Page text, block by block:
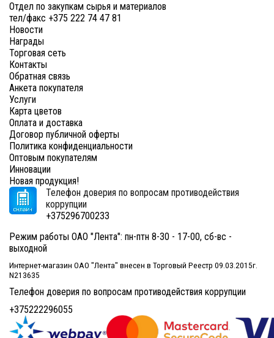
Отдел по закупкам сырья и материалов
тел/факс +375 222 74 47 81
Новости
Награды
Торговая сеть
Контакты
Обратная связь
Анкета покупателя
Услуги
Карта цветов
Оплата и доставка
Договор публичной оферты
Политика конфиденциальности
Оптовым покупателям
Инновации
Новая продукция!
Телефон доверия по вопросам противодействия
коррупции
+375296700233
Режим работы ОАО "Лента": пн-птн 8-30 - 17-00, сб-вс -
выходной
Интернет-магазин ОАО "Лента" внесен в Торговый Реестр 09.03.2015г.
N213635
Телефон доверия по вопросам противодействия коррупции
+375222296055